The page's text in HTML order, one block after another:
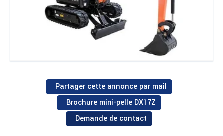
Demande de contact
Partager cette annonce par mail
Brochure mini-pelle DX17Z